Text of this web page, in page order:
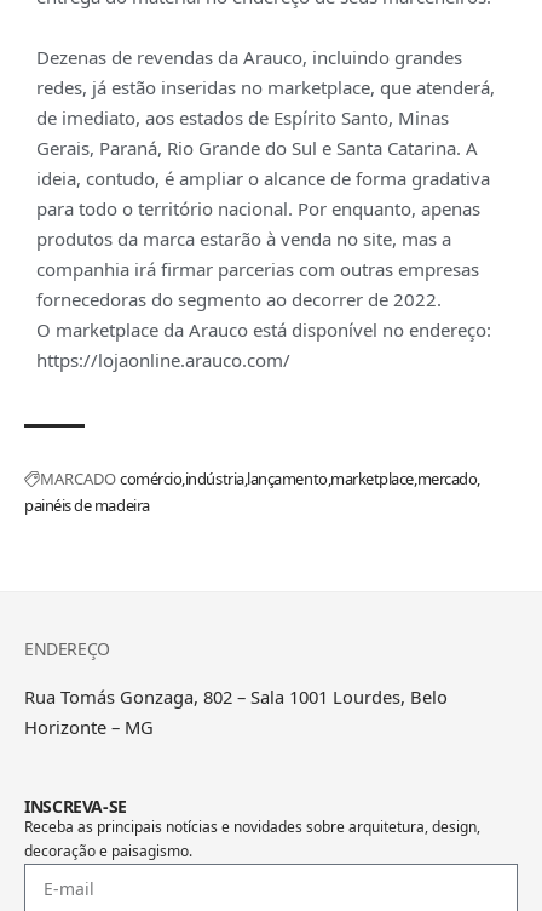
Dezenas de revendas da Arauco, incluindo grandes
redes, já estão inseridas no marketplace, que atenderá,
de imediato, aos estados de Espírito Santo, Minas
Gerais, Paraná, Rio Grande do Sul e Santa Catarina. A
ideia, contudo, é ampliar o alcance de forma gradativa
para todo o território nacional. Por enquanto, apenas
produtos da marca estarão à venda no site, mas a
companhia irá firmar parcerias com outras empresas
fornecedoras do segmento ao decorrer de 2022.
O marketplace da Arauco está disponível no endereço:
https://lojaonline.arauco.com/
MARCADOcomércioindústrialançamentomarketplacemercado
painéis de madeira
ENDEREÇO
Rua Tomás Gonzaga, 802 – Sala 1001 Lourdes, Belo
Horizonte – MG
INSCREVA-SE
Receba as principais notícias e novidades sobre arquitetura, design,
decoração e paisagismo.